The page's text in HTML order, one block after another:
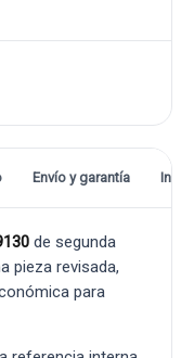
Envío y garantía
de segunda
pieza revisada,
para